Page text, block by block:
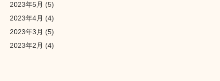
2023年5月 (5)
2023年4月 (4)
2023年3月 (5)
2023年2月 (4)